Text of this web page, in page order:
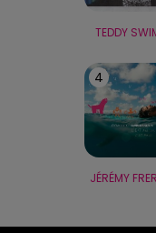
TEDDY
4
JÉRÉMY